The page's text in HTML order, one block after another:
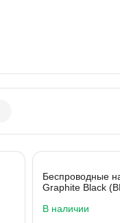
Беспроводные
Graphite Black
В наличии